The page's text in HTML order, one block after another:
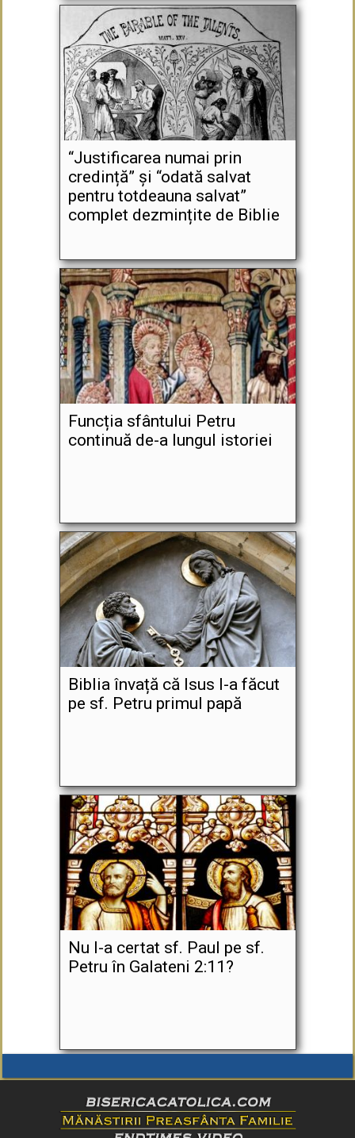
“Justificarea numai prin
credință” și “odată salvat
pentru totdeauna salvat”
complet dezmințite de Biblie
Funcția sfântului Petru
continuă de-a lungul istoriei
Biblia învață că Isus l-a făcut
pe sf. Petru primul papă
Nu l-a certat sf. Paul pe sf.
Petru în Galateni 2:11?